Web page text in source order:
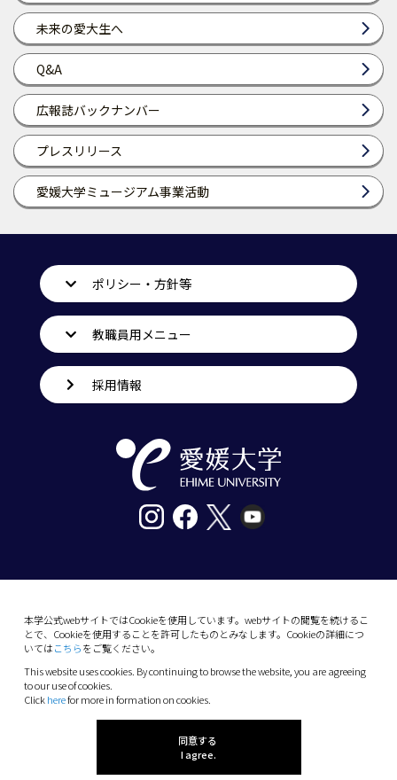
未来の愛大生へ
Q&A
広報誌バックナンバー
プレスリリース
愛媛大学ミュージアム事業活動
本学公式webサイトではCookieを使用しています。webサイトの閲覧を続けるこ
とで、Cookieを使用することを許可したものとみなします。Cookieの詳細につ
いてはこちらをご覧ください。
This website uses cookies. By continuing to browse the website, you are agreeing
to our use of cookies.
Clickherefor more in formation on cookies.
同意する
I agree.
ポリシー・方針等
教職員用メニュー
採用情報
10-13 Dogo-Himata, Matsuyama, Ehime 790-
Phone: +81 89-927-9000
(C) 2026 Ehime University.